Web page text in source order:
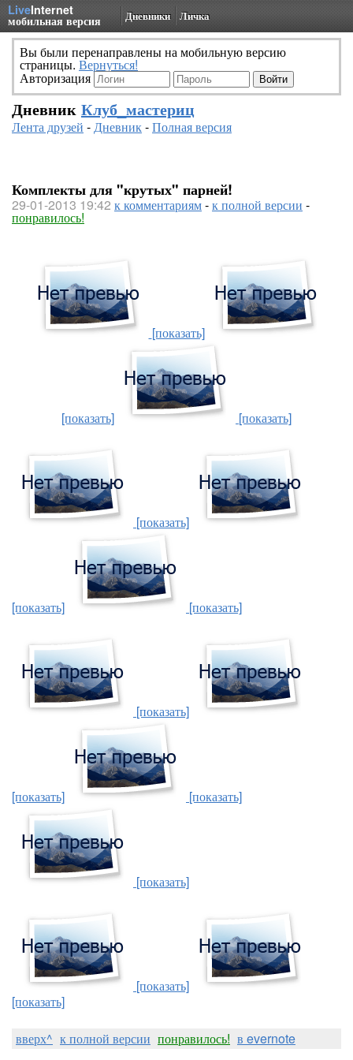
LiveInternet
мобильная версия Дневники Личка
Вы были перенаправлены на мобильную версию
страницы. Вернуться!
Авторизация
Дневник Клуб_мастериц
Лента друзей -Дневник-Полная версия
Комплекты для "крутых" парней!
29-01-2013 19:42 к комментариям-к полной версии -
понравилось!
[показать]
[показать] [показать]
[показать]
[показать] [показать]
[показать]
[показать] [показать]
[показать]
[показать]
[показать]
вверх^ к полной версии понравилось! в evernote